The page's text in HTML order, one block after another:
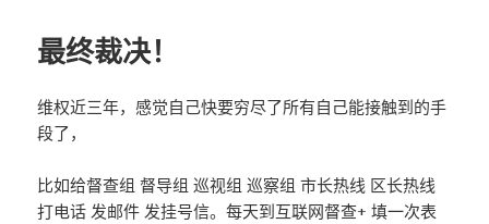
最终裁决！
维权近三年，感觉自己快要穷尽了所有自己能接触到的手
段了，
比如给督查组 督导组 巡视组 巡察组 市长热线 区长热线
打电话 发邮件 发挂号信。每天到互联网督查+ 填一次表